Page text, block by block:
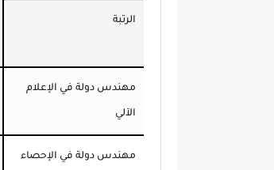
الرتبة
مهندس دولة في الإعلام
الآلي
مهندس دولة في الإحصاء